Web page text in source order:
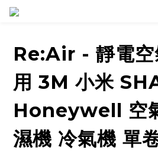
Re:Air - 靜電空
用 3M 小米
Honeywell 空
濕機 冷氣機 單